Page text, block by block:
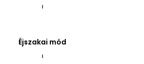
I
Éjszakai mód
I